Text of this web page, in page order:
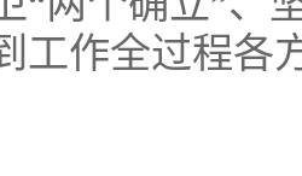
工作全过程各